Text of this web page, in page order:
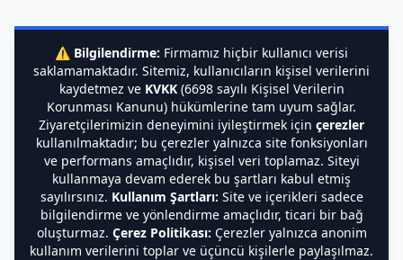
⚠️ Bilgilendirme: Firmamız hiçbir kullanıcı verisi
saklamamaktadır. Sitemiz, kullanıcıların kişisel verilerini
kaydetmez ve KVKK(6698 sayılı Kişisel Verilerin
Korunması Kanunu) hükümlerine tam uyum sağlar.
Ziyaretçilerimizin deneyimini iyileştirmek için çerezler
kullanılmaktadır; bu çerezler yalnızca site fonksiyonları
ve performans amaçlıdır, kişisel veri toplamaz. Siteyi
kullanmaya devam ederek bu şartları kabul etmiş
sayılırsınız. Kullanım Şartları: Site ve içerikleri sadece
bilgilendirme ve yönlendirme amaçlıdır, ticari bir bağ
oluşturmaz. Çerez Politikası: Çerezler yalnızca anonim
kullanım verilerini toplar ve üçüncü kişilerle paylaşılmaz.